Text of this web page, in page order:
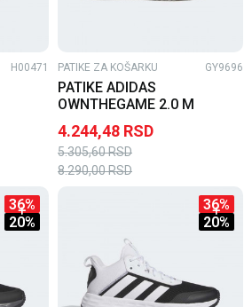
H00471 PATIKE ZA KOŠARKU GY9696
PATIKE ADIDAS
OWNTHEGAME 2.0 M
4.244,48 RSD
5.305,60RSD
8.290,00RSD
36%
20%
36%
20%